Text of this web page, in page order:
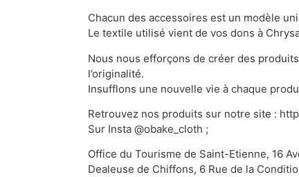
Chacun des accessoires est un modèle
Le textile utilisé vient de vos dons à
Nous nous efforçons de créer des
l’originalité.
Insufflons une nouvelle vie à chaque
Retrouvez nos produits sur notre site :
Sur Insta @obake_cloth ;
Office du Tourisme de Saint-Etienne, 16
Dealeuse de Chiffons, 6 Rue de la